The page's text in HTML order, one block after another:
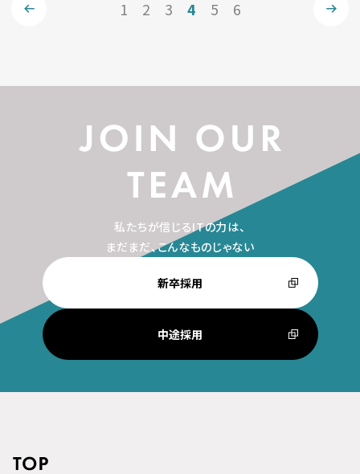
1 2 3 4 5 6
私たちが信じるITの力は、
まだまだ、こんなものじゃない
新卒採用
中途採用